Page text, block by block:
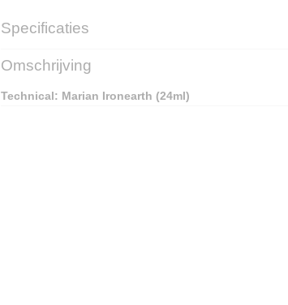
Specificaties
EAN code
Omschrijving
Technical: Marian Ironearth (24ml)